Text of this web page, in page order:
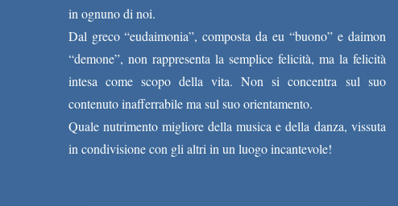
in ognuno di noi.
Dal greco “eudaimonia”, composta da eu “buono” e daimon
“demone”, non rappresenta la semplice felicità, ma la felicità
intesa come scopo della vita. Non si concentra sul suo
contenuto inafferrabile ma sul suo orientamento.
Quale nutrimento migliore della musica e della danza, vissuta
in condivisione con gli altri in un luogo incantevole!